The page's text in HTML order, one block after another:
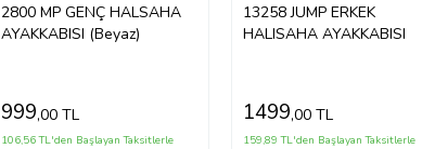
2800 MP GENÇ HALSAHA
AYAKKABISI (Beyaz)
999,00 TL
106,56 TL'den Başlayan Taksitlerle
13258 JUMP ERKEK
HALISAHA AYAKKABISI
1499,00 TL
159,89 TL'den Başlayan Taksitlerle